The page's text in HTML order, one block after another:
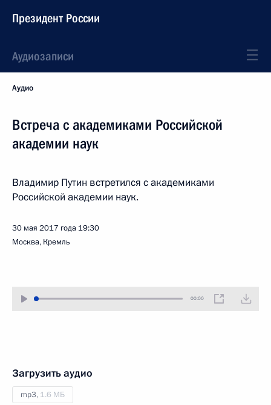
Президент России
Аудиозаписи
Аудио
Встреча с академиками Российской
академии наук
Владимир Путин встретился с академиками
Российской академии наук.
30 мая 2017 года 19:30
Москва, Кремль
00:00
Загрузить аудио
mp3, 1.6 МБ